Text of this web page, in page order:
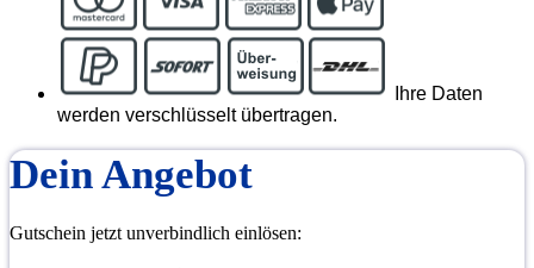
Ihre Daten
werden verschlüsselt übertragen.
Dein Angebot
Gutschein jetzt unverbindlich einlösen: